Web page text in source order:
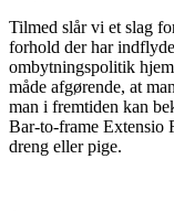
Tilmed slår vi et slag
forhold der har
ombytningspolitik
måde afgørende, at
man i fremtiden kan
Bar-to-frame Extensio
dreng eller pige.